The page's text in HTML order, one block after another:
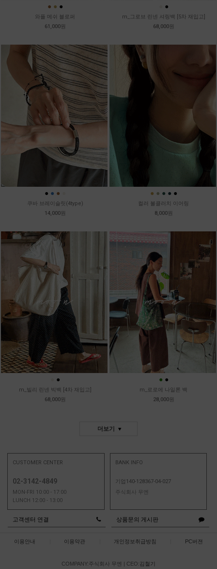
● ● ●
와플 메쉬 블로퍼
61,000원
●
m_그로브 린넨 셔링백 [5차 재입고]
68,000원
● ● ●
쿠바 브레이슬릿(4type)
14,000원
● ● ● ● ●
컬러 볼클러치 이어링
8,000원
●
m_빌리 린넨 빅백 [4차 재입고]
68,000원
● ●
m_로로에 나일론 백
28,000원
더보기
CUSTOMER CENTER
02-3142-4849
MON-FRI 10:00 - 17:00
LUNCH 12:00 - 13:00
BANK INFO
기업140-128367-04-027
주식회사 무엔
고객센터 연결 상품문의 게시판
이용안내 이용약관 개인정보취급방침 PC버젼
COMPANY:주식회사 무엔 | CEO:김철기